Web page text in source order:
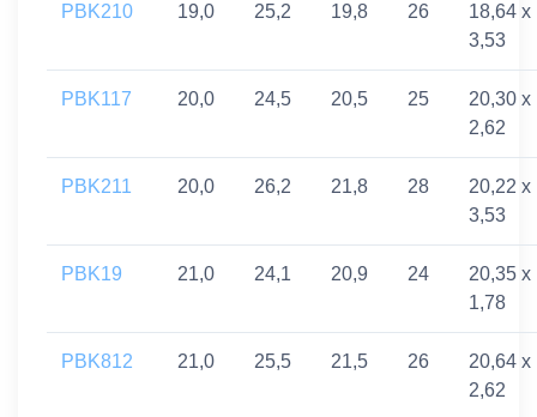
PBK210 19,0 25,2 19,8 26
18,64 x
3,53
PBK117 20,0 24,5 20,5 25
20,30 x
2,62
PBK211 20,0 26,2 21,8 28
20,22 x
3,53
PBK19 21,0 24,1 20,9 24
20,35 x
1,78
PBK812 21,0 25,5 21,5 26
20,64 x
2,62